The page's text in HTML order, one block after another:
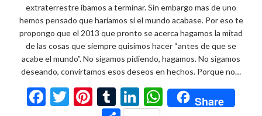
extraterrestre íbamos a terminar. Sin embargo mas de uno
hemos pensado que haríamos si el mundo acabase. Por eso te
propongo que el 2013 que pronto se acerca hagamos la mitad
de las cosas que siempre quisimos hacer “antes de que se
acabe el mundo”. No sigamos pidiendo, hagamos. No sigamos
deseando, convirtamos esos deseos en hechos. Porque no…
F T Pi T Li W
Share